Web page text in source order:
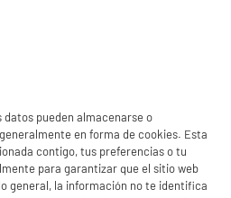
gaming
y Escritorios
gaming
Simuladores
datos pueden almacenarse o
en forma de cookies. Esta
contigo, tus preferencias o tu
para garantizar que el sitio web
general, la información no te identifica